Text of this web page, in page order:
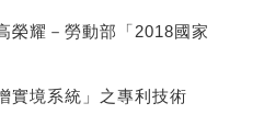
榮耀－勞動部「2018國家
實境系統」之專利技術